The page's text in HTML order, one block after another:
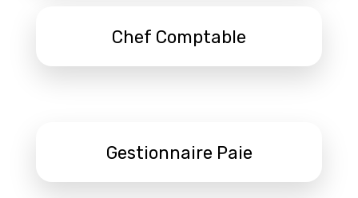
Chef Comptable
Gestionnaire Paie